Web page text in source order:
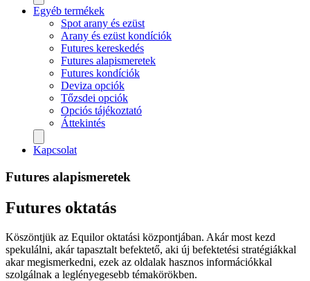
Egyéb termékek
Spot arany és ezüst
Arany és ezüst kondíciók
Futures kereskedés
Futures alapismeretek
Futures kondíciók
Deviza opciók
Tőzsdei opciók
Opciós tájékoztató
Áttekintés
Kapcsolat
Futures alapismeretek
Futures oktatás
Köszöntjük az Equilor oktatási központjában. Akár most kezd
spekulálni, akár tapasztalt befektető, aki új befektetési stratégiákkal
akar megismerkedni, ezek az oldalak hasznos információkkal
szolgálnak a leglényegesebb témakörökben.